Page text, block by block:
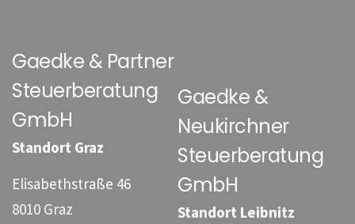
Gaedke & Partner
Steuerberatung
GmbH
Standort Graz
Elisabethstraße 46
8010 Graz
Gaedke &
Neukirchner
Steuerberatung
GmbH
Standort Leibnitz